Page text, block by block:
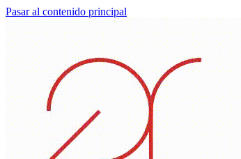
Pasar al contenido principal